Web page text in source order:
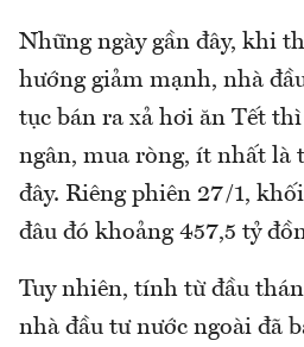
Những ngày gần đây, khi
hướng giảm mạnh, nhà
tục bán ra xả hơi ăn Tết
ngân, mua ròng, ít nhất là
đây. Riêng phiên 27/1,
đâu đó khoảng 457,5 tỷ
Tuy nhiên, tính từ đầu
nhà đầu tư nước ngoài đã